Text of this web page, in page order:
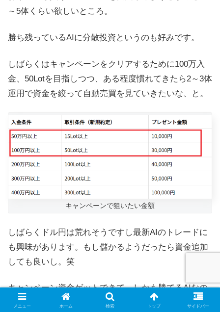
～5体くらい欲しいところ。
勝ち残っているAIに分散投資というのも好みです。
しばらくはキャンペーンをクリアするために100万入
金、50Lotを目指しつつ、ある程度慣れてきたら2～3体
運用で資金を絞って自動売買を見ていきたいな、と。
キャンペーンで狙いたい金額
しばらくドル円は荒れそうですし最新AIのトレードに
も興味があります。もし儲かるようだったら資金追加
しても良いし。笑
キャンペーン資金ゲットできて、しかも勝てるAIなの
を神頼みしておきます。
メニュー ホーム 検索 トップ サイドバー